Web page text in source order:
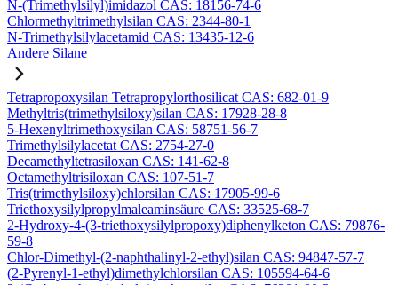
N-(Trimethylsilyl)imidazol CAS: 18156-74-6
Chlormethyltrimethylsilan CAS: 2344-80-1
N-Trimethylsilylacetamid CAS: 13435-12-6
Andere Silane
Tetrapropoxysilan Tetrapropylorthosilicat CAS: 682-01-9
Methyltris(trimethylsiloxy)silan CAS: 17928-28-8
5-Hexenyltrimethoxysilan CAS: 58751-56-7
Trimethylsilylacetat CAS: 2754-27-0
Decamethyltetrasiloxan CAS: 141-62-8
Octamethyltrisiloxan CAS: 107-51-7
Tris(trimethylsiloxy)chlorsilan CAS: 17905-99-6
Triethoxysilylpropylmaleaminsäure CAS: 33525-68-7
2-Hydroxy-4-(3-triethoxysilylpropoxy)diphenylketon CAS: 79876-
59-8
Chlor-Dimethyl-(2-naphthalinyl-2-ethyl)silan CAS: 94847-57-7
(2-Pyrenyl-1-ethyl)dimethylchlorsilan CAS: 105594-64-6